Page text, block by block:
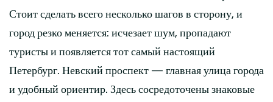
Стоит сделать всего несколько шагов в сторону, и
город резко меняется: исчезает шум, пропадают
туристы и появляется тот самый настоящий
Петербург. Невский проспект — главная улица города
и удобный ориентир. Здесь сосредоточены знаковые